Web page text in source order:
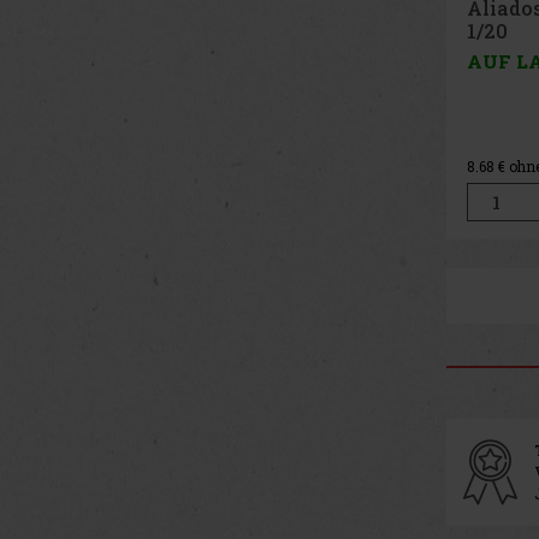
1/20
AUF
8.68 €